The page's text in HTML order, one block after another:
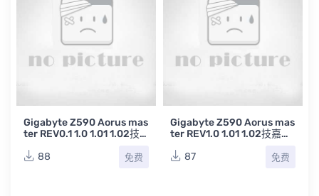
Gigabyte Z590 Aorus mas
ter REV0.1 1.0 1.01 1.02技
88
免费
Gigabyte Z590 Aorus mas
ter REV1.0 1.01 1.02技嘉台
87
免费